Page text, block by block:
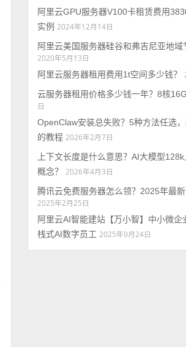
阿里云GPU服务器V100卡租赁费用
实例 2024年12月14日
阿里云美国服务器硅谷和弗吉尼亚地域
2020年5月13日
阿里云服务器租用费用1t空间多少钱？
云服务器租用价格多少钱一年？8核
日
OpenClaw安装总失败？5种方法任选
的教程 2026年2月7日
上下文长度是什么意思？AI大模型
概念？
2026年4月3日
腾讯云免费服务器怎么领？2025年最
2025年2月25日
阿里云AI智能建站【万小智】中小微企
栈式AI数字员工 2025年9月24日